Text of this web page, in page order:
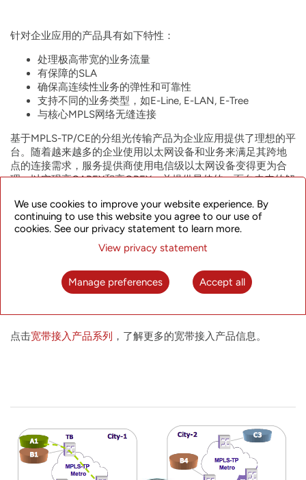
针对企业应用的产品具有如下特性：
处理极高带宽的业务流量
有保障的SLA
确保高连续性业务的弹性和可靠性
支持不同的业务类型，如E-Line, E-LAN, E-Tree
与核心MPLS网络无缝连接
基于MPLS-TP/CE的分组光传输产品为企业应用提供了理想的平
台。随着越来越多的企业使用以太网设备和业务来满足其跨地
点的连接需求，服务提供商使用电信级以太网设备变得更为合
理，以实现高CAPEX和高OPEX，并提供最佳的、面向未来的解
为企业以太网服务提供了出色的可扩展性和带宽效率。分组光
传输产品也支持包括TDM和ATM在内的各种协议，允许服务提
供商和企业以无缝和分阶段的方式迁移其原有旧网络，而不会
点击宽带接入产品系列 ，了解更多的宽带接入产品信息。
We use cookies to improve your website experience. By
continuing to use this website you agree to our use of
cookies. See our privacy statement to learn more.
View privacy statement
Manage preferences Accept all